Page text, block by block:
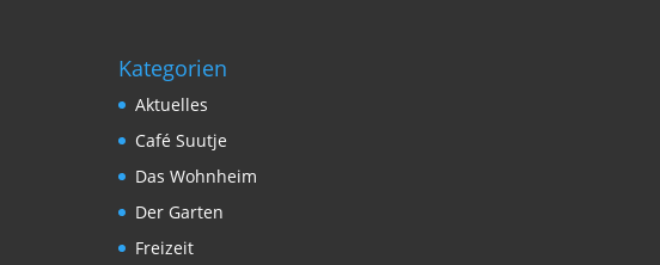
Kategorien
Aktuelles
Café Suutje
Das Wohnheim
Der Garten
Freizeit